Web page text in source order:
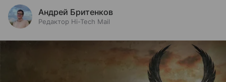
Андрей Бритенков
Редактор Hi-Tech Mail